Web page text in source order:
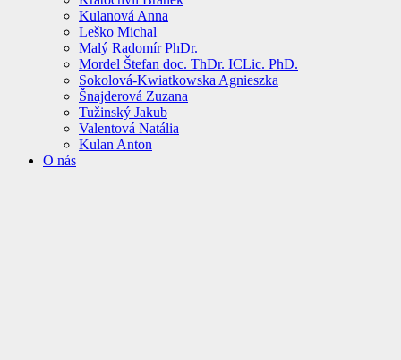
Kulanová Anna
Leško Michal
Malý Radomír PhDr.
Mordel Štefan doc. ThDr. ICLic. PhD.
Sokolová-Kwiatkowska Agnieszka
Šnajderová Zuzana
Tužinský Jakub
Valentová Natália
Kulan Anton
O nás